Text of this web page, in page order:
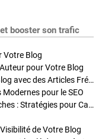
booster son trafic
Votre Blog
pour Votre Blog
Stratégies de Publication : Boostez Votre Blog avec des Articles Fréquents et Exclusifs
pour le SEO
Enrichir Vos Articles avec des Contenus Riches : Stratégies pour Captiver et Optimiser
de Votre Blog